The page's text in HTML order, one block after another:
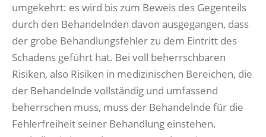
umgekehrt: es wird bis zum Beweis des Gegenteils
durch den Behandelnden davon ausgegangen, dass
der grobe Behandlungsfehler zu dem Eintritt des
Schadens geführt hat. Bei voll beherrschbaren
Risiken, also Risiken in medizinischen Bereichen, die
der Behandelnde vollständig und umfassend
beherrschen muss, muss der Behandelnde für die
Fehlerfreiheit seiner Behandlung einstehen.